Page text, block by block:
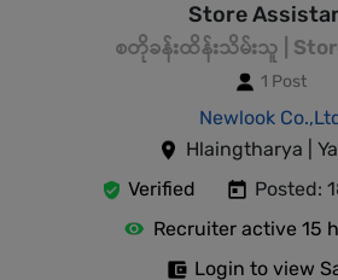
Store
စတိုခန်းထိန်းသိမ်းသူ |
1 Post
Newlook
Hlaingtharya |
Verified
Posted:
Recruiter active 15
Login to view